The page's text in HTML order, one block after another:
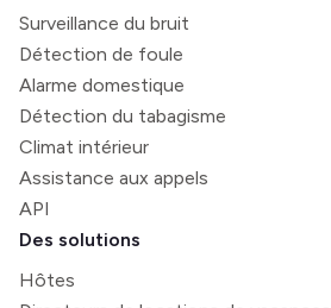
Surveillance du bruit
Détection de foule
Alarme domestique
Détection du tabagisme
Climat intérieur
Assistance aux appels
API
Des solutions
Hôtes